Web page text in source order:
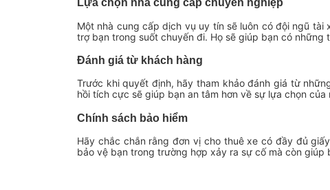
Một nhà cung cấp dịch vụ uy tín sẽ luôn có đội ngũ
trợ bạn trong suốt chuyến đi. Họ sẽ giúp bạn có những
Đánh giá từ khách hàng
Trước khi quyết định, hãy tham khảo đánh giá từ
hồi tích cực sẽ giúp bạn an tâm hơn về sự lựa chọn của
Chính sách bảo hiểm
Hãy chắc chắn rằng đơn vị cho thuê xe có đầy đủ
bảo vệ bạn trong trường hợp xảy ra sự cố mà còn giúp